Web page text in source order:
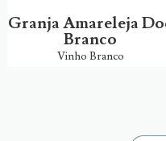
Granja Amareleja
Branco
Vinho Branco